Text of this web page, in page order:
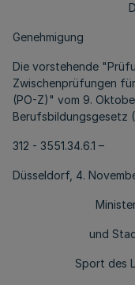
Genehmigung
Die vorstehende
Zwischenprüfungen
(PO-Z)" vom 9.
Berufsbildungsgesetz
312 - 3551.34.6.1 –
Düsseldorf, 4.
und
Sport des